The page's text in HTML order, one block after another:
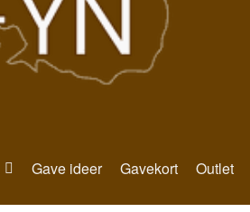
Gave ideer Gavekort Outlet